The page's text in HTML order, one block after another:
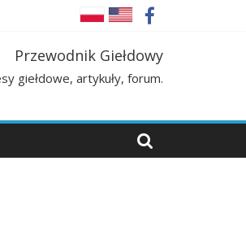
Przewodnik Giełdowy
giełdowe, artykuły, forum.